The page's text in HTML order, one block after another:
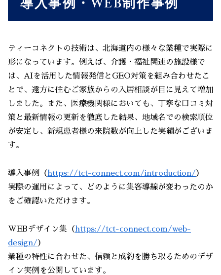
導入事例・WEB制作事例
ティーコネクトの技術は、北海道内の様々な業種で実際に
形になっています。例えば、介護・福祉関連の施設様で
は、AIを活用した情報発信とGEO対策を組み合わせたこ
とで、遠方に住むご家族からの入居相談が目に見えて増加
しました。また、医療機関様においても、丁寧な口コミ対
策と最新情報の更新を徹底した結果、地域名での検索順位
が安定し、新規患者様の来院数が向上した実績がございま
す。
導入事例（ https://tct-connect.com/introduction/）
実際の運用によって、どのように集客導線が変わったのか
をご確認いただけます。
WEBデザイン集（ https://tct-connect.com/web-
design/）
業種の特性に合わせた、信頼と成約を勝ち取るためのデザ
イン実例を公開しています。